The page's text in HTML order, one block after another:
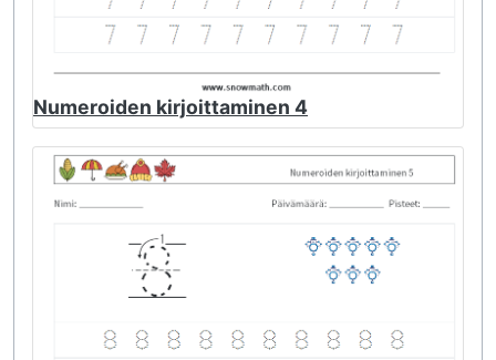
Numeroiden kirjoittaminen 4